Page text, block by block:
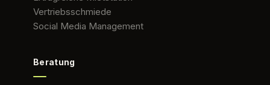
Vertriebsschmiede
Social Media Management
Beratung